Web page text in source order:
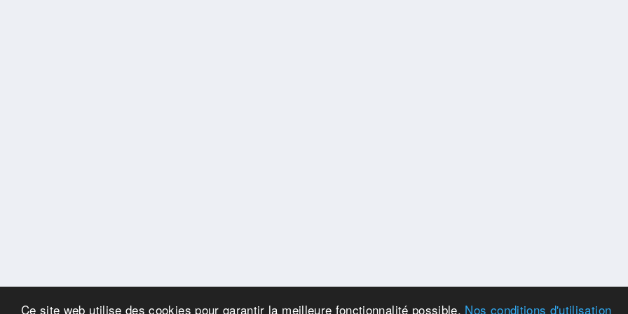
Ce site web utilise des cookies pour garantir la meilleure fonctionnalité possible. Nos conditions d'utilisation